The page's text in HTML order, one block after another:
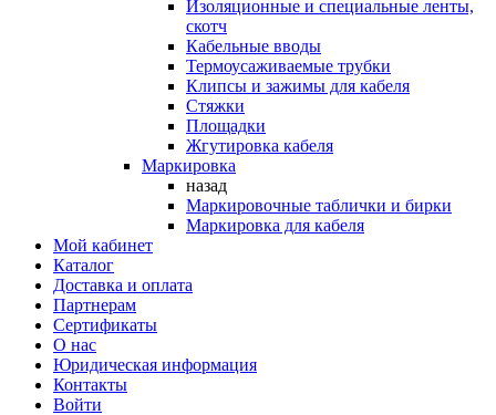
Изоляционные и специальные ленты,
скотч
Кабельные вводы
Термоусаживаемые трубки
Клипсы и зажимы для кабеля
Стяжки
Площадки
Жгутировка кабеля
Маркировка
назад
Маркировочные таблички и бирки
Маркировка для кабеля
Мой кабинет
Каталог
Доставка и оплата
Партнерам
Сертификаты
О нас
Юридическая информация
Контакты
Войти